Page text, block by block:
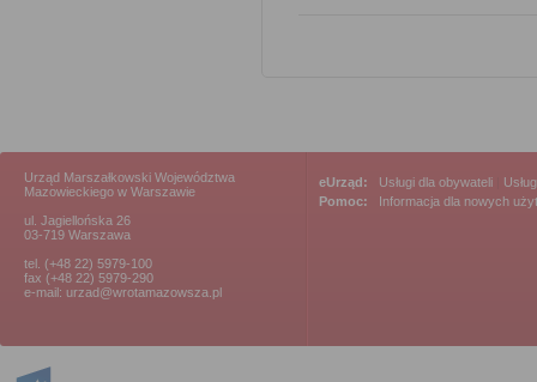
Urząd Marszałkowski Województwa
Mazowieckiego w Warszawie
ul. Jagiellońska 26
03-719 Warszawa
tel. (+48 22) 5979-100
fax (+48 22) 5979-290
e-mail: urzad@wrotamazowsza.pl
eUrząd: Usługi dla obywateli
Pomoc:
Informacja dla nowych